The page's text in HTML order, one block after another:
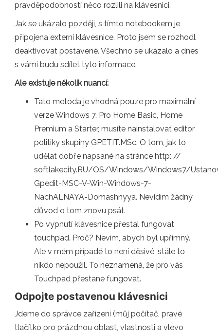
pravděpodobností něco rozlili na klávesnici.
Jak se ukázalo později, s tímto notebookem je
připojena externí klávesnice. Proto jsem se rozhodl
deaktivovat postavené. Všechno se ukázalo a dnes
s vámi budu sdílet tyto informace.
Ale existuje několik nuancí:
Tato metoda je vhodná pouze pro maximální
verze Windows 7. Pro Home Basic, Home
Premium a Starter, musíte nainstalovat editor
politiky skupiny GPETIT.MSc. O tom, jak to
udělat dobře napsané na stránce http: //
softlakecity.RU/OS/Windows/Windows7/
Gpedit-MSC-V-Win-Windows-7-
NachALNAYA-Domashnyya. Nevidím žádný
důvod o tom znovu psát.
Po vypnutí klávesnice přestal fungovat
touchpad. Proč? Nevím, abych byl upřímný.
Ale v mém případě to není děsivé, stále to
nikdo nepoužil. To neznamená, že pro vás
Touchpad přestane fungovat.
Odpojte postavenou klávesnici
Jdeme do správce zařízení (můj počítač, pravé
tlačítko pro prázdnou oblast, vlastnosti a vlevo